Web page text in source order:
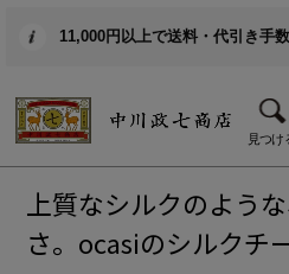
11,000円以上で送料・代引き手
見つけ
上質なシルクのよう
さ。ocasiのシルクチ